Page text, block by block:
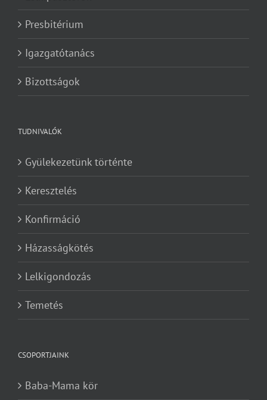
Presbitérium
Igazgatótanács
Bizottságok
TUDNIVALÓK
Gyülekezetünk történte
Keresztelés
Konfirmáció
Házasságkötés
Lelkigondozás
Temetés
CSOPORTJAINK
Baba-Mama kör